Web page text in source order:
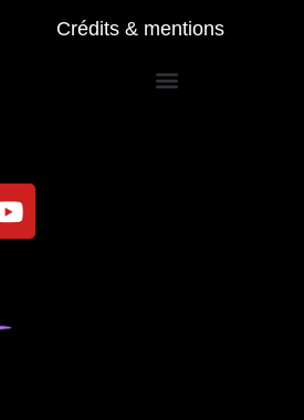
Crédits & mentions